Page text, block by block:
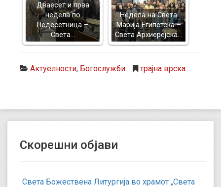
Дваесет и прва
недела по
Педесетница –
Света…
Недела на Света
Марија Египетска –
Света Архиерејска…
Актуелности, Богослужби трајна врска
Скорешни објави
Света Божествена Литургија во храмот „Света